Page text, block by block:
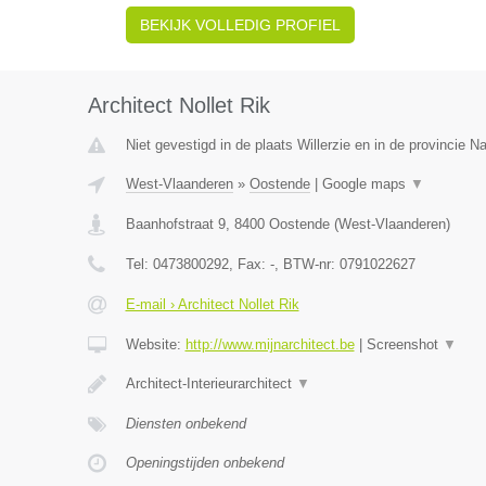
BEKIJK VOLLEDIG PROFIEL
Architect Nollet Rik
Niet gevestigd in de plaats Willerzie en in de provincie
West-Vlaanderen» Oostende| Google maps ▼
Baanhofstraat 9, 8400 Oostende(West-Vlaanderen)
Tel: 0473800292, Fax: -, BTW-nr: 0791022627
E-mail › Architect Nollet Rik
Website: http://www.mijnarchitect.be| Screenshot ▼
Architect-Interieurarchitect ▼
Diensten onbekend
Openingstijden onbekend